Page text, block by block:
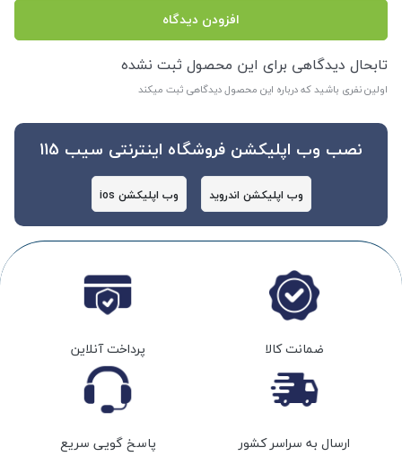
افزودن دیدگاه
تابحال دیدگاهی برای این محصول ثبت نشده
اولین نفری باشید که درباره این محصول دیدگاهی ثبت میکند
نصب وب اپلیکشن فروشگاه اینترنتی سیب 115
وب اپلیکشن اندروید وب اپلیکشن ios
ضمانت کالا پرداخت آنلاین
ارسال به سراسر کشور پاسخ گویی سریع